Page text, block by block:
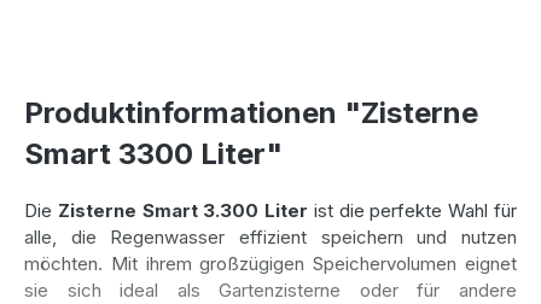
Produktinformationen "Zisterne
Smart 3300 Liter"
Die Zisterne Smart 3.300 Liter ist die perfekte Wahl für
alle, die Regenwasser effizient speichern und nutzen
möchten. Mit ihrem großzügigen Speichervolumen eignet
sie sich ideal als Gartenzisterne oder für andere